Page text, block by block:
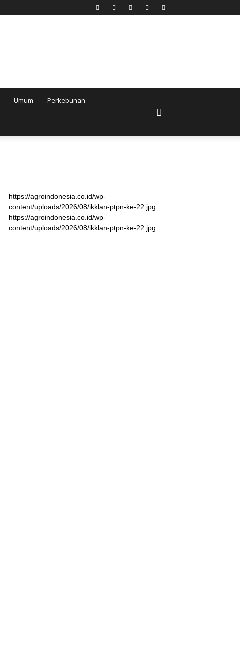
Umum Perkebunan
https://agroindonesia.co.id/wp-
content/uploads/2026/08/ikklan-ptpn-ke-22.jpg
https://agroindonesia.co.id/wp-
content/uploads/2026/08/ikklan-ptpn-ke-22.jpg